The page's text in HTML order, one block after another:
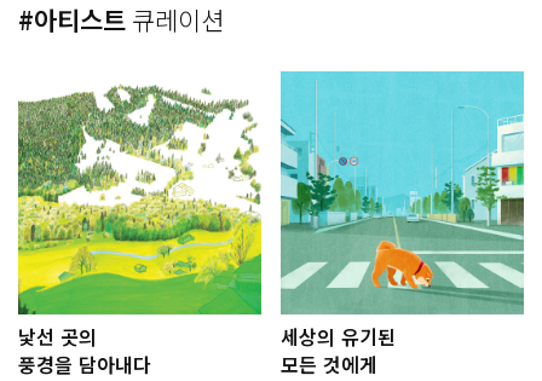
#아티스트 큐레이션
낯선 곳의
풍경을 담아내다
세상의 유기된
모든 것에게